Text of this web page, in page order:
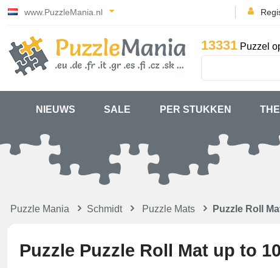
www.PuzzleMania.nl
13331 Puzzel
NIEUWS SALE PER STUKKEN
Puzzle Mania Schmidt Puzzle Mats Puzzle Roll
Puzzle Puzzle Roll Mat up to